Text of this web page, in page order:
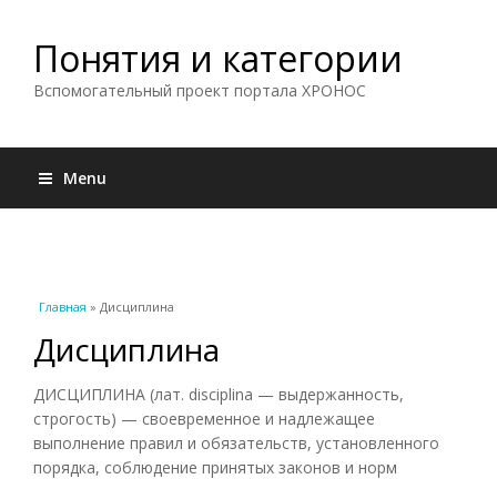
Понятия и категории
Вспомогательный проект портала ХРОНОС
Menu
Вы здесь
Главная » Дисциплина
Дисциплина
ДИСЦИПЛИНА (лат. disciplina — выдержанность,
строгость) — своевременное и надлежащее
выполнение правил и обязательств, установленного
порядка, соблюдение принятых законов и норм